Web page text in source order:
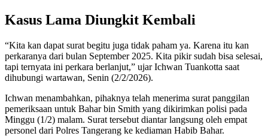
Kasus Lama Diungkit Kembali
“Kita kan dapat surat begitu juga tidak paham ya. Karena itu kan
perkaranya dari bulan September 2025. Kita pikir sudah bisa selesai,
tapi ternyata ini perkara berlanjut,” ujar Ichwan Tuankotta saat
dihubungi wartawan, Senin (2/2/2026).
Ichwan menambahkan, pihaknya telah menerima surat panggilan
pemeriksaan untuk Bahar bin Smith yang dikirimkan polisi pada
Minggu (1/2) malam. Surat tersebut diantar langsung oleh empat
personel dari Polres Tangerang ke kediaman Habib Bahar.